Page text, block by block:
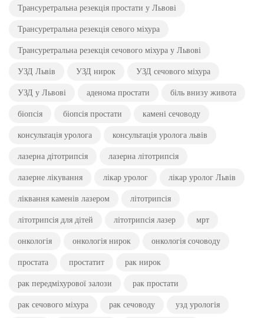
Трансуретральна резекція простати у Львові
Трансуретральна резекція севого міхура
Трансуретральна резекція сечового міхура у Львові
УЗД Львів УЗД нирок УЗД сечового міхура
УЗД у Львові аденома простати біль внизу живота
біопсія біопсія простати камені сечоводу
консультація уролога консультація уролога львів
лазерна дітотрипсія лазерна літотрипсія
лазерне лікування лікар уролог лікар уролог Львів
ліквання каменів лазером літотрипсія
літотрипсія для дітей літотрипсія лазер мрт
онкологія онкологія нирок онкологія сочоводу
простата простатит рак нирок
рак передміхурової залози рак простати
рак сечового міхура рак сечоводу узд урологія